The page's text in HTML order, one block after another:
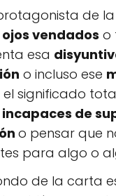
de
ojos vendados o
esa
o incluso ese
el significado
de
o pensar que
para algo o
de la carta